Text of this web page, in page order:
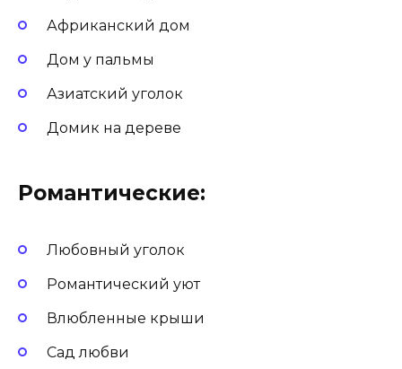
Африканский дом
Дом у пальмы
Азиатский уголок
Домик на дереве
Романтические:
Любовный уголок
Романтический уют
Влюбленные крыши
Сад любви